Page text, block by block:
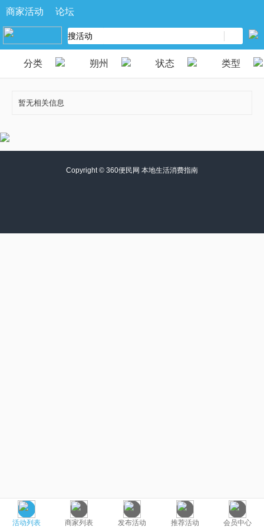
商家活动 论坛
分类 朔州 状态 类型
暂无相关信息
活动列表 商家列表 发布活动 推荐活动 会员中心
Copyright © 360便民网 本地生活消费指南